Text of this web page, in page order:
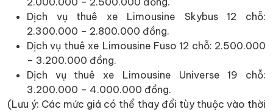
Dịch vụ thuê xe Limousine Skybus 12 chỗ:
2.300.000 – 2.800.000 đồng.
Dịch vụ thuê xe Limousine Fuso 12 chỗ: 2.500.000
– 3.200.000 đồng.
Dịch vụ thuê xe Limousine Universe 19 chỗ:
3.200.000 – 4.000.000 đồng.
(Lưu ý: Các mức giá có thể thay đổi tùy thuộc vào thời